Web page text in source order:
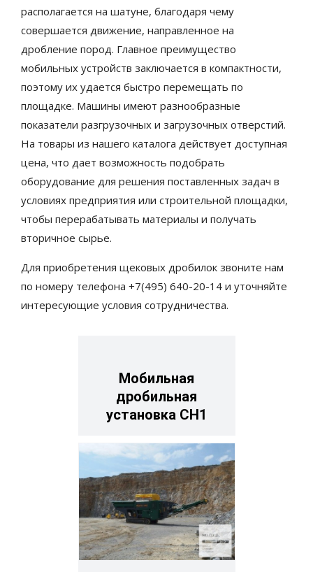
располагается на шатуне, благодаря чему
совершается движение, направленное на
дробление пород. Главное преимущество
мобильных устройств заключается в компактности,
поэтому их удается быстро перемещать по
площадке. Машины имеют разнообразные
показатели разгрузочных и загрузочных отверстий.
На товары из нашего каталога действует доступная
цена, что дает возможность подобрать
оборудование для решения поставленных задач в
условиях предприятия или строительной площадки,
чтобы перерабатывать материалы и получать
вторичное сырье.
Для приобретения щековых дробилок звоните нам
по номеру телефона +7(495) 640-20-14 и уточняйте
интересующие условия сотрудничества.
Мобильная
дробильная
установка СН1